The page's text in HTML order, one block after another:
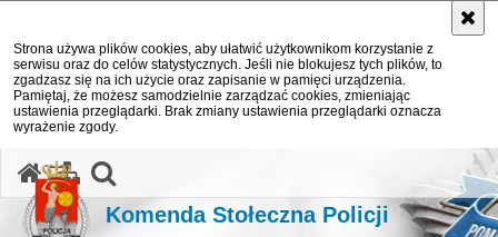
Strona używa plików cookies, aby ułatwić użytkownikom korzystanie z
serwisu oraz do celów statystycznych. Jeśli nie blokujesz tych plików, to
zgadzasz się na ich użycie oraz zapisanie w pamięci urządzenia.
Pamiętaj, że możesz samodzielnie zarządzać cookies, zmieniając
ustawienia przeglądarki. Brak zmiany ustawienia przeglądarki oznacza
wyrażenie zgody.
Komenda Stołeczna Policji